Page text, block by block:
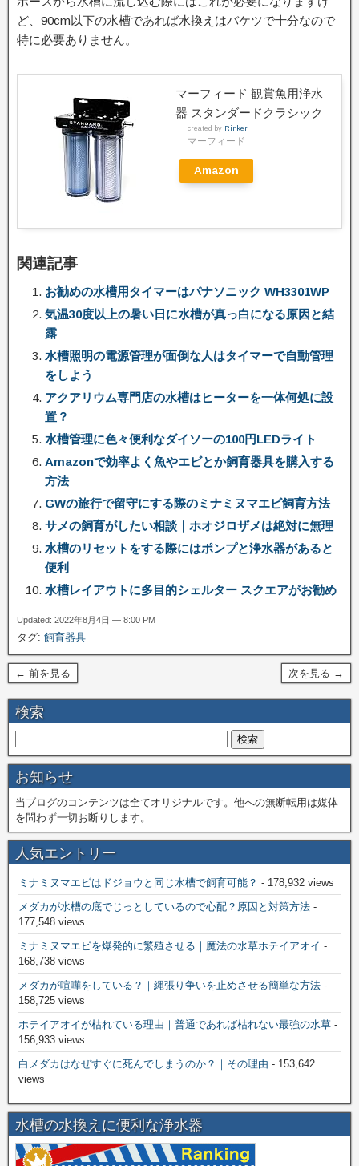
ど、90cm以下の水槽であれば水換えはバケツで十分なので
特に必要ありません。
マーフィード 観賞魚用浄水
器 スタンダードクラシック
created by Rinker
マーフィード
Amazon
関連記事
お勧めの水槽用タイマーはパナソニック WH3301WP
気温30度以上の暑い日に水槽が真っ白になる原因と結
露
水槽照明の電源管理が面倒な人はタイマーで自動管理
をしよう
アクアリウム専門店の水槽はヒーターを一体何処に設
置？
水槽管理に色々便利なダイソーの100円LEDライト
Amazonで効率よく魚やエビとか飼育器具を購入する
方法
GWの旅行で留守にする際のミナミヌマエビ飼育方法
サメの飼育がしたい相談｜ホオジロザメは絶対に無理
水槽のリセットをする際にはポンプと浄水器があると
便利
水槽レイアウトに多目的シェルター スクエアがお勧め
Updated: 2022年8月4日 — 8:00 PM
タグ: 飼育器具
← 前を見る 次を見る →
検索
お知らせ
当ブログのコンテンツは全てオリジナルです。他への無断転用は媒体
を問わず一切お断りします。
人気エントリー
ミナミヌマエビはドジョウと同じ水槽で飼育可能？ - 178,932 views
メダカが水槽の底でじっとしているので心配？原因と対策方法 -
177,548 views
ミナミヌマエビを爆発的に繁殖させる｜魔法の水草ホテイアオイ -
168,738 views
メダカが喧嘩をしている？｜縄張り争いを止めさせる簡単な方法 -
158,725 views
ホテイアオイが枯れている理由｜普通であれば枯れない最強の水草 -
156,933 views
白メダカはなぜすぐに死んでしまうのか？｜その理由 - 153,642
views
水槽の水換えに便利な浄水器